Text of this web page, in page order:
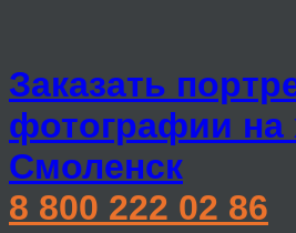
Заказать
фотографии на
Смоленск
8 800 222 02 86